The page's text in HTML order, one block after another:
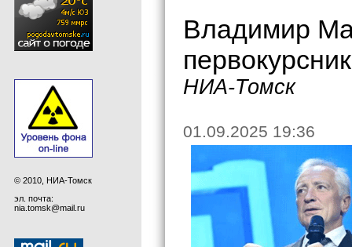
© 2010, НИА-Томск
эл. почта:
nia.tomsk@mail.ru
Владимир
НИА-Томск
01.09.2025 19:36